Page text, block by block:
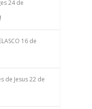
24 de
16 de
de Jesus22 de